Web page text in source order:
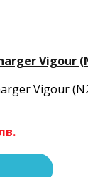
Vigour
Vigour